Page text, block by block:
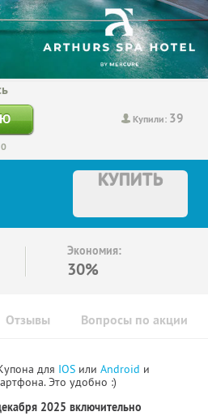
Купили: 39
КУПИТЬ
Экономия:
30%
Отзывы Вопросы по акции
для IOS или Android и
Это удобно :)
2025 включительно